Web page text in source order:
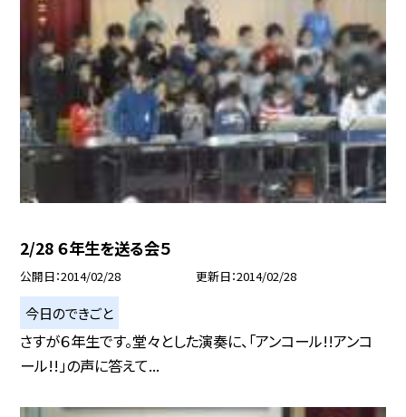
2/28 ６年生を送る会５
公開日 2014/02/28 更新日 2014/02/28
今日のできごと
さすが６年生です。堂々とした演奏に、「アンコール!!アンコ
ール!!」の声に答えて...